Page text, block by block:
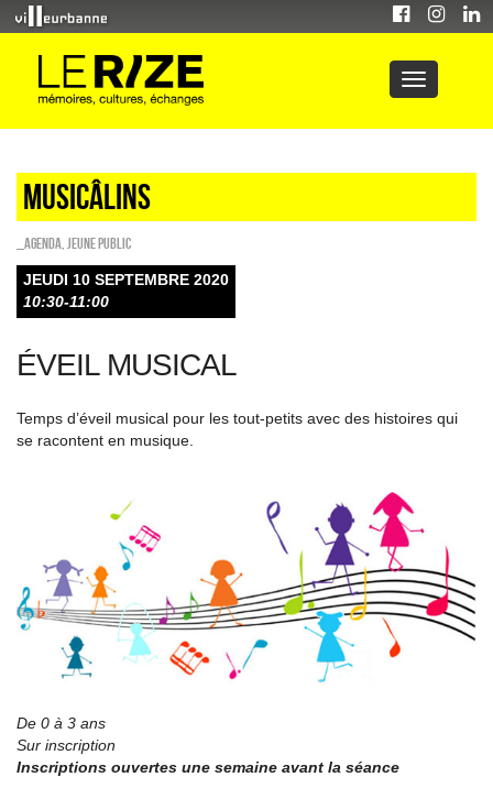
Musicâlins
_Agenda Jeune public
JEUDI 10 SEPTEMBRE 2020
10:30-11:00
ÉVEIL MUSICAL
Temps d’éveil musical pour les tout-petits avec des histoires qui
se racontent en musique.
De 0 à 3 ans
Sur inscription
Inscriptions ouvertes une semaine avant la séance